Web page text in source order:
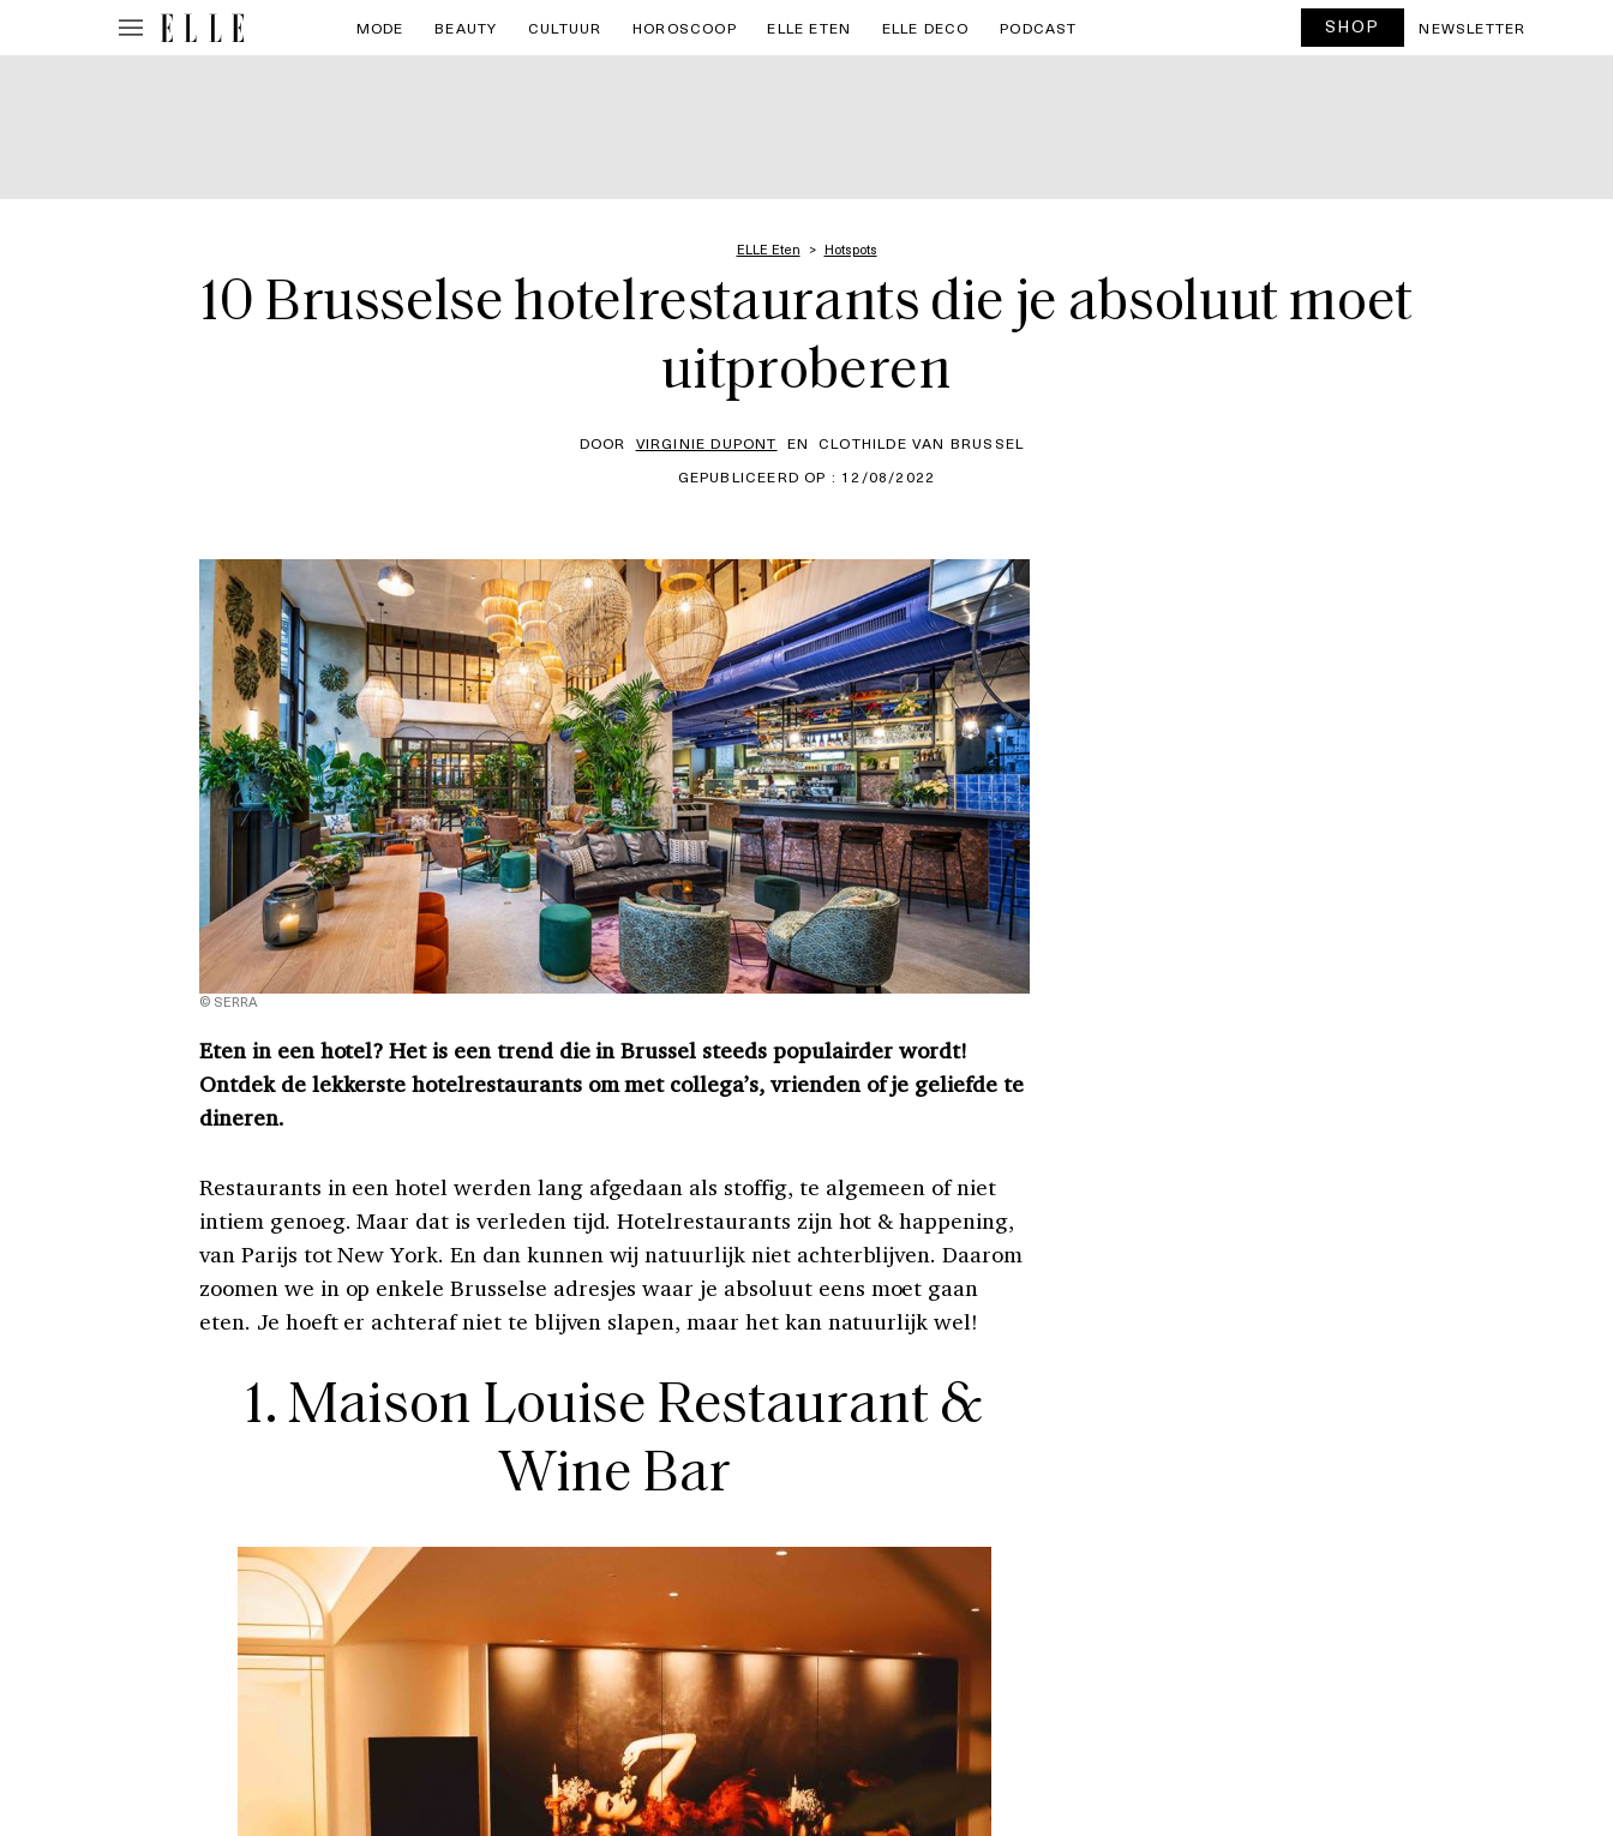
MODE BEAUTY CULTUUR HOROSCOOP ELLE ETEN ELLE DECO PODCAST SHOP NEWSLETTER
ELLE Eten Hotspots
10 Brusselse hotelrestaurants die je absoluut moet
uitproberen
DOOR VIRGINIE DUPONT EN
CLOTHILDE VAN BRUSSEL
GEPUBLICEERD OP : 12/08/2022
© SERRA
Eten in een hotel? Het is een trend die in Brussel steeds populairder wordt!
Ontdek de lekkerste hotelrestaurants om met collega’s, vrienden of je geliefde te
dineren.
Restaurants in een hotel werden lang afgedaan als stoffig, te algemeen of niet
intiem genoeg. Maar dat is verleden tijd. Hotelrestaurants zijn hot & happening,
van Parijs tot New York. En dan kunnen wij natuurlijk niet achterblijven. Daarom
zoomen we in op enkele Brusselse adresjes waar je absoluut eens moet gaan
eten. Je hoeft er achteraf niet te blijven slapen, maar het kan natuurlijk wel!
1. Maison Louise Restaurant &
Wine Bar